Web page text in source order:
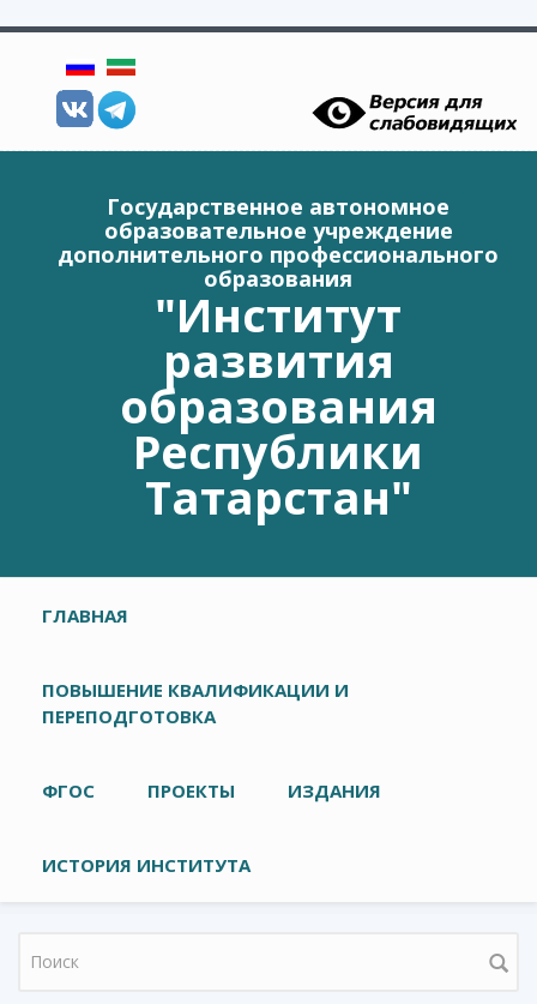
Государственное автономное
образовательное учреждение
дополнительного профессионального
образования
"Институт
развития
образования
Республики
Татарстан"
Главное меню
ГЛАВНАЯ
ПОВЫШЕНИЕ КВАЛИФИКАЦИИ И
ПЕРЕПОДГОТОВКА
ФГОС ПРОЕКТЫ ИЗДАНИЯ
ИСТОРИЯ ИНСТИТУТА
Форма поиска